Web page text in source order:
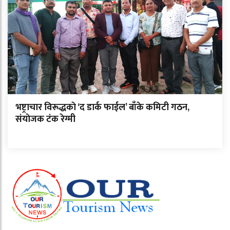
भष्ट्राचार विरूद्धकाे ‘द डार्क फाईल’ बाँके कमिटी गठन,
संयाेजक टंक रेग्मी